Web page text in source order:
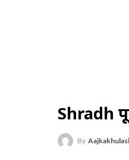
Shradh
By